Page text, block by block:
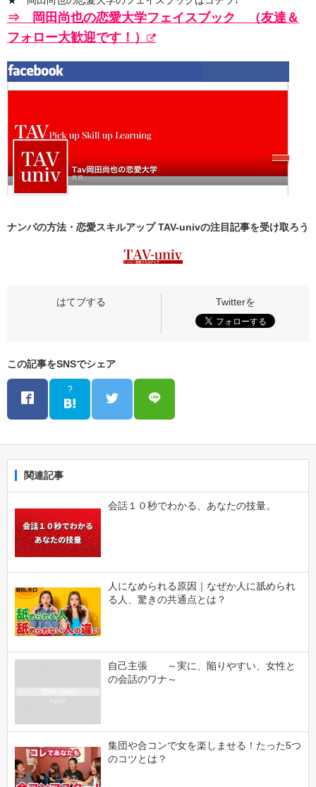
⇒ 岡田尚也の恋愛大学フェイスブック （友達＆
フォロー大歓迎です！）
ナンパの方法・恋愛スキルアップ TAV-univの注目記事を受け取ろう
この記事をSNSでシェア
?
関連記事
会話１０秒でわかる、あなたの技量。
人になめられる原因｜なぜか人に舐められ
る人、驚きの共通点とは？
自己主張 ～実に、陥りやすい、女性と
の会話のワナ～
集団や合コンで女を楽しませる！たった5つ
のコツとは？